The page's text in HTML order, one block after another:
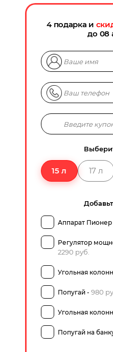
4 подарка и
15 л 17 л
Аппарат Пионер
Регулятор
2290 руб.
Угольная
Попугай - 980
Угольная
Попугай на